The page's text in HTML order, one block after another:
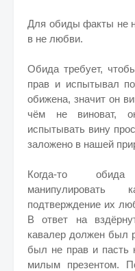
Для обиды факты не
в не любви.
Обида требует,
прав и испытывал
обижена, значит он
чём не виноват,
испытывать вину
заложено в нашей
Когда-то
манипулировать
подтверждение их
В ответ на
кавалер должен был
был не прав и пасть
милым презентом.